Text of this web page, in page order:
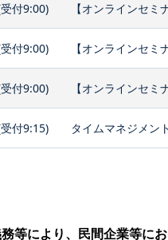
付9:00) 【オンラインセ
付9:00) 【オンラインセミ
付9:00) 【オンラインセ
付9:15) タイムマネジメン
等により、民間企業等に